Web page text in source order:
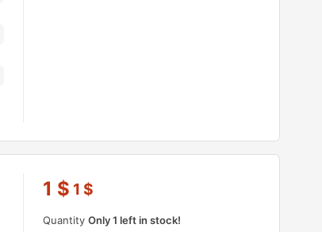
1 $ 1 $
QuantityOnly 1 left in stock!